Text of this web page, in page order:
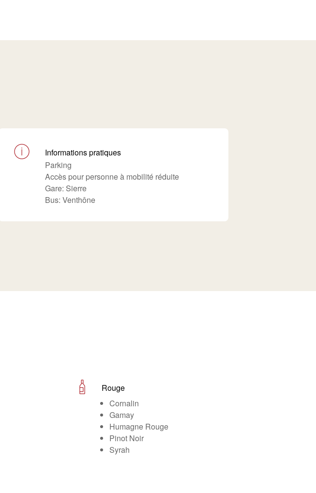
Informations pratiques
Parking
Accès pour personne à mobilité réduite
Gare: Sierre
Bus: Venthône
Rouge
Cornalin
Gamay
Humagne Rouge
Pinot Noir
Syrah